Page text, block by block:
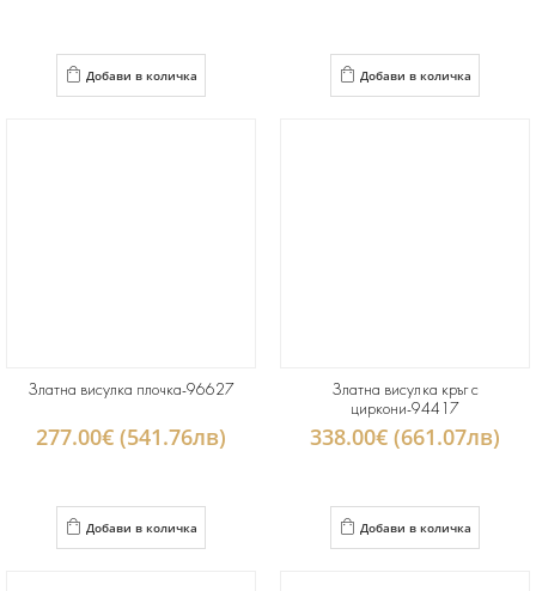
Добави в количка Добави в количка
Златна висулка плочка-96627
277.00€ (541.76лв)
Добави в количка
Златна висулка кръг с
циркони-94417
338.00€ (661.07лв)
Добави в количка